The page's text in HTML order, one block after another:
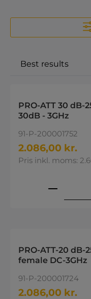
PRO-ATT 30 dB-
30dB - 3GHz
91-P-200001752
2.086,00 kr.
Pris inkl. moms:
PRO-ATT-20
female DC-3GHz
91-P-200001724
2.086,00 kr.